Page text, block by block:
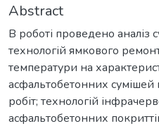
Abstract
В роботі проведено аналіз
технологій ямкового
температури на
асфальтобетонних
робіт; технологій
асфальтобетонних